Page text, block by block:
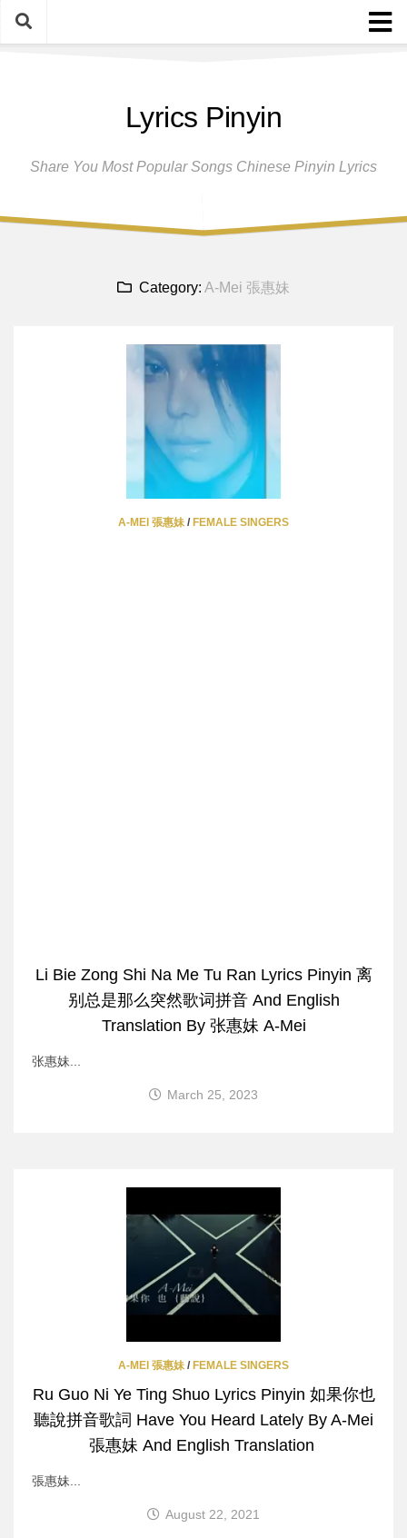
Skip
Disclaimer And Privacy Policy
Lyrics Pinyin
Share You Most Popular Songs Chinese Pinyin Lyrics
Category: A-Mei 張惠妹
A-MEI 張惠妹 / FEMALE SINGERS
Li Bie Zong Shi Na Me Tu Ran Lyrics Pinyin 离
别总是那么突然歌词拼音 And English
Translation By 张惠妹 A-Mei
张惠妹...
March 25, 2023
A-MEI 張惠妹 / FEMALE SINGERS
Ru Guo Ni Ye Ting Shuo Lyrics Pinyin 如果你也
聽說拼音歌詞 Have You Heard Lately By A-Mei
張惠妹 And English Translation
張惠妹...
August 22, 2021